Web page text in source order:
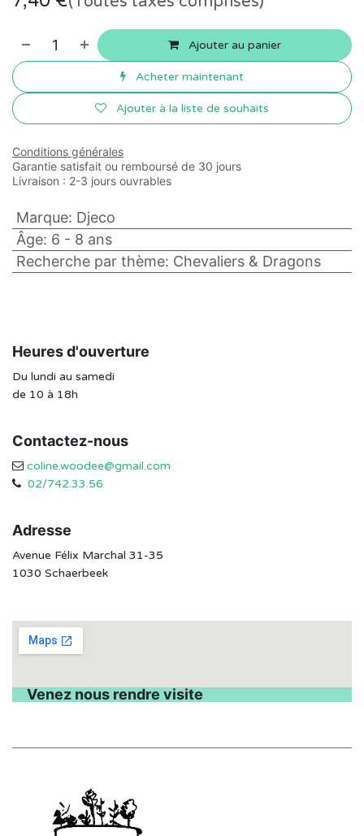
Ajouter au panier
Acheter maintenant
Ajouter à la liste de souhaits
Conditions générales
Garantie satisfait ou remboursé de 30 jours
Livraison : 2-3 jours ouvrables
Marque: Djeco
Âge: 6 - 8 ans
Recherche par thème: Chevaliers & Dragons
Heures d'ouverture
Du lundi au samedi
de 10 à 18h
Contactez-nous
coline.woodee@gmail.com
02/742.33.56
Adresse
Avenue Félix Marchal 31-35
1030 Schaerbeek
Venez nous rendre visite